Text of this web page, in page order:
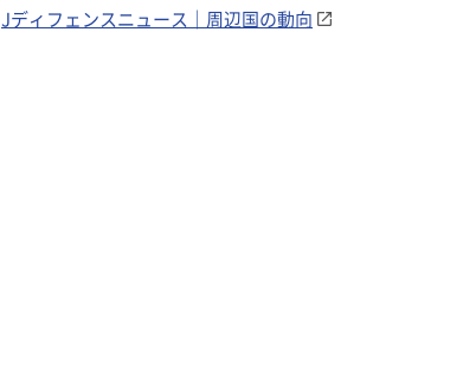
Jディフェンスニュース｜周辺国の動向